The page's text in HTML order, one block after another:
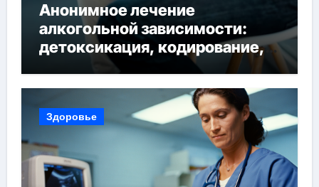
Анонимное лечение
алкогольной зависимости:
детоксикация, кодирование,
реабилитация, полный курс и
конфиденциальность
Здоровье